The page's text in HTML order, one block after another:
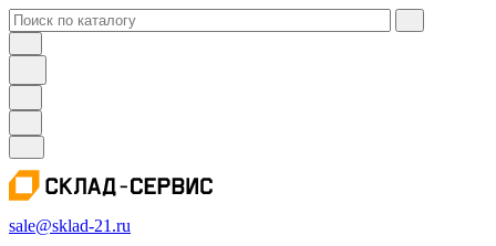
sale@sklad-21.ru